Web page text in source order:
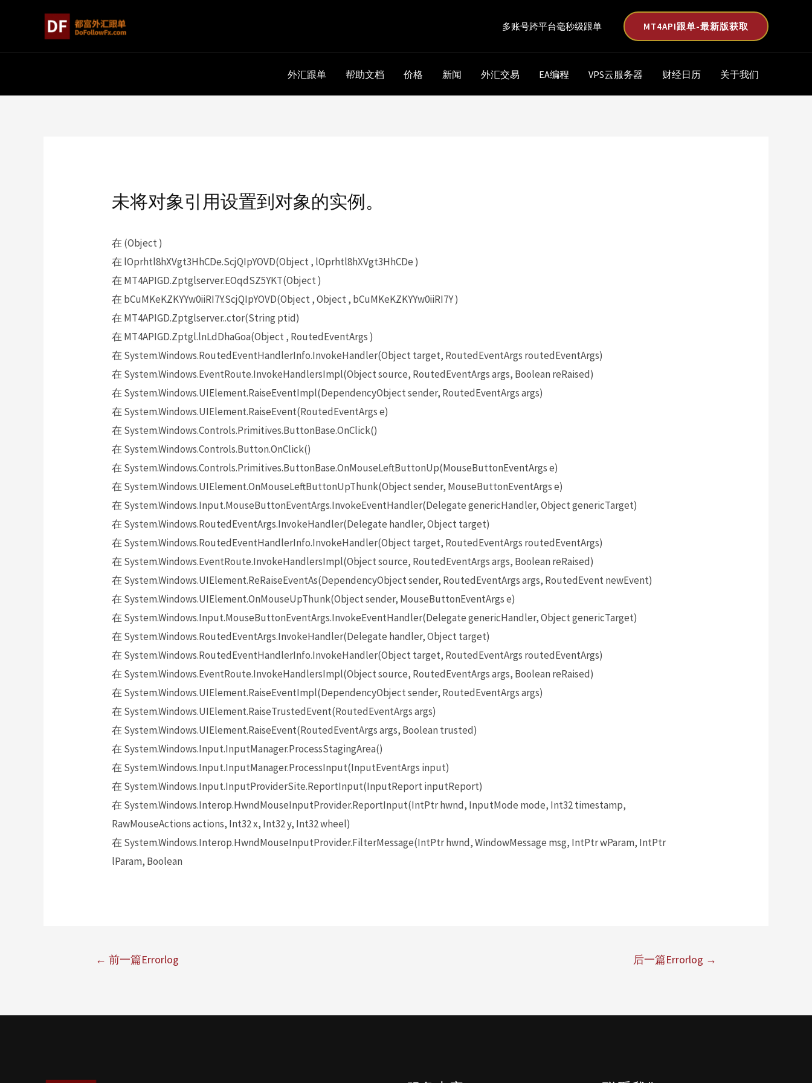
多账号跨平台毫秒级跟单 MT4API跟单-最新版获取
外汇跟单 帮助文档 价格 新闻 外汇交易 EA编程 VPS云服务器 财经日历 关于我们
未将对象引用设置到对象的实例。
在 (Object )
在 lOprhtl8hXVgt3HhCDe.ScjQIpYOVD(Object , lOprhtl8hXVgt3HhCDe )
在 MT4APIGD.Zptglserver.EOqdSZ5YKT(Object )
在 bCuMKeKZKYYw0iiRI7Y.ScjQIpYOVD(Object , Object , bCuMKeKZKYYw0iiRI7Y )
在 MT4APIGD.Zptglserver..ctor(String ptid)
在 MT4APIGD.Zptgl.lnLdDhaGoa(Object , RoutedEventArgs )
在 System.Windows.RoutedEventHandlerInfo.InvokeHandler(Object target, RoutedEventArgs routedEventArgs)
在 System.Windows.EventRoute.InvokeHandlersImpl(Object source, RoutedEventArgs args, Boolean reRaised)
在 System.Windows.UIElement.RaiseEventImpl(DependencyObject sender, RoutedEventArgs args)
在 System.Windows.UIElement.RaiseEvent(RoutedEventArgs e)
在 System.Windows.Controls.Primitives.ButtonBase.OnClick()
在 System.Windows.Controls.Button.OnClick()
在 System.Windows.Controls.Primitives.ButtonBase.OnMouseLeftButtonUp(MouseButtonEventArgs e)
在 System.Windows.UIElement.OnMouseLeftButtonUpThunk(Object sender, MouseButtonEventArgs e)
在 System.Windows.Input.MouseButtonEventArgs.InvokeEventHandler(Delegate genericHandler, Object genericTarget)
在 System.Windows.RoutedEventArgs.InvokeHandler(Delegate handler, Object target)
在 System.Windows.RoutedEventHandlerInfo.InvokeHandler(Object target, RoutedEventArgs routedEventArgs)
在 System.Windows.EventRoute.InvokeHandlersImpl(Object source, RoutedEventArgs args, Boolean reRaised)
在 System.Windows.UIElement.ReRaiseEventAs(DependencyObject sender, RoutedEventArgs args, RoutedEvent newEvent)
在 System.Windows.UIElement.OnMouseUpThunk(Object sender, MouseButtonEventArgs e)
在 System.Windows.Input.MouseButtonEventArgs.InvokeEventHandler(Delegate genericHandler, Object genericTarget)
在 System.Windows.RoutedEventArgs.InvokeHandler(Delegate handler, Object target)
在 System.Windows.RoutedEventHandlerInfo.InvokeHandler(Object target, RoutedEventArgs routedEventArgs)
在 System.Windows.EventRoute.InvokeHandlersImpl(Object source, RoutedEventArgs args, Boolean reRaised)
在 System.Windows.UIElement.RaiseEventImpl(DependencyObject sender, RoutedEventArgs args)
在 System.Windows.UIElement.RaiseTrustedEvent(RoutedEventArgs args)
在 System.Windows.UIElement.RaiseEvent(RoutedEventArgs args, Boolean trusted)
在 System.Windows.Input.InputManager.ProcessStagingArea()
在 System.Windows.Input.InputManager.ProcessInput(InputEventArgs input)
在 System.Windows.Input.InputProviderSite.ReportInput(InputReport inputReport)
在 System.Windows.Interop.HwndMouseInputProvider.ReportInput(IntPtr hwnd, InputMode mode, Int32 timestamp,
RawMouseActions actions, Int32 x, Int32 y, Int32 wheel)
在 System.Windows.Interop.HwndMouseInputProvider.FilterMessage(IntPtr hwnd, WindowMessage msg, IntPtr wParam, IntPtr
lParam, Boolean
← 前一篇Errorlog 后一篇Errorlog →